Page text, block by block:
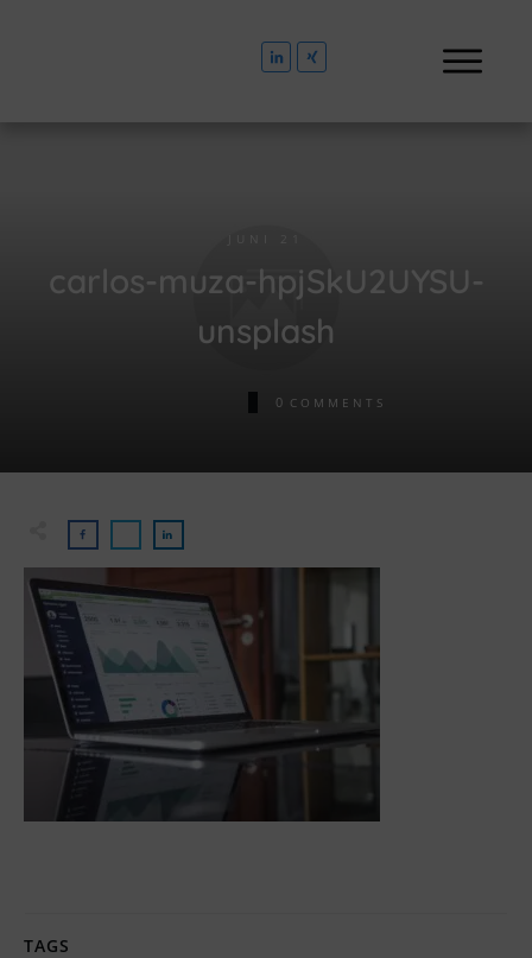
carlos-muza-hpjSkU2UYSU-
unsplash
0 COMMENTS
TAGS